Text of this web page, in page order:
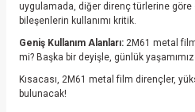
uygulamada, diğer direnç türlerine göre
bileşenlerin kullanımı kritik.
Geniş Kullanım Alanları: 2M61 metal
mi? Başka bir deyişle, günlük
Kısacası, 2M61 metal film dirençler,
bulunacak!